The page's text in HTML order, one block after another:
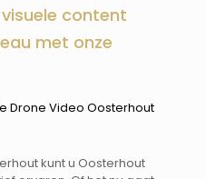
content
met onze
Drone Video Oosterhout
kunt u Oosterhout